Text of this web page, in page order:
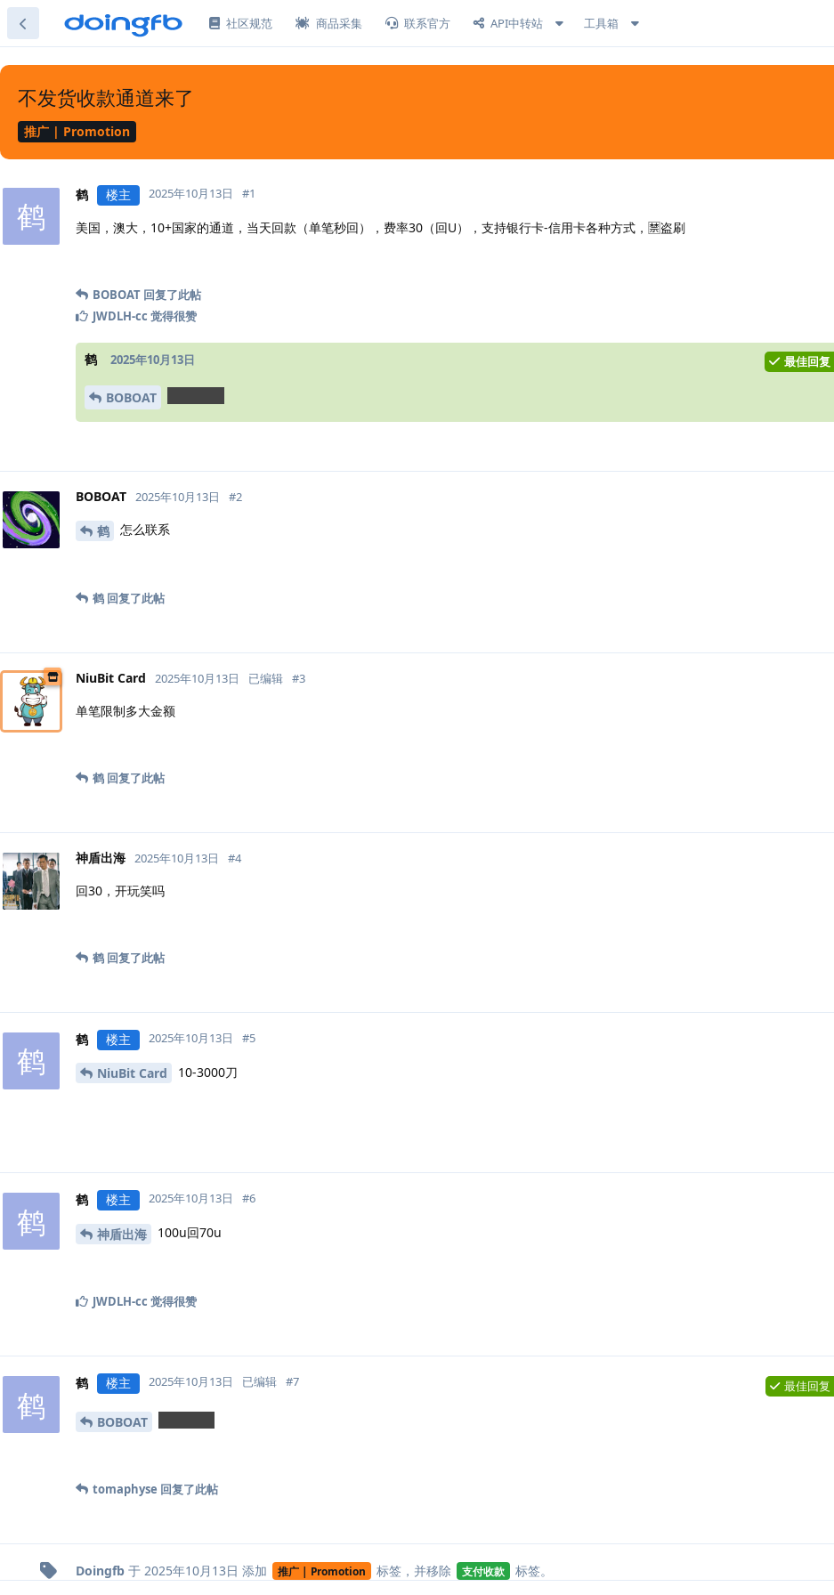
社区规范 商品采集 联系官方 API中转站 工具箱
推广 | Promotion
不发货收款通道来了
鹤
鹤 楼主 2025年10月13日 #1
美国，澳大，10+国家的通道，当天回款（单笔秒回），费率30（回U），支持银行卡-信用卡各种方式，🈲盗刷
BOBOAT 回复了此帖
JWDLH-cc 觉得很赞
鹤 2025年10月13日 最佳回复
BOBOAT
BOBOAT 2025年10月13日 #2
鹤 怎么联系
鹤 回复了此帖
NiuBit Card 2025年10月13日 已编辑 #3
单笔限制多大金额
鹤 回复了此帖
神盾出海 2025年10月13日 #4
回30，开玩笑吗
鹤 回复了此帖
鹤
鹤 楼主 2025年10月13日 #5
NiuBit Card 10-3000刀
鹤
鹤 楼主 2025年10月13日 #6
神盾出海 100u回70u
JWDLH-cc 觉得很赞
鹤
鹤 楼主 2025年10月13日 已编辑 #7 最佳回复
BOBOAT
tomaphyse 回复了此帖
Doingfb 于 2025年10月13日 添加 推广 | Promotion 标签，并移除 支付收款 标签。